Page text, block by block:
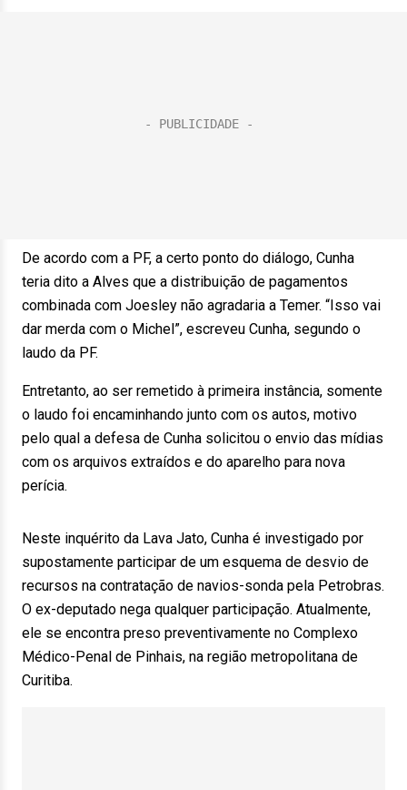
De acordo com a PF, a certo ponto do diálogo, Cunha
teria dito a Alves que a distribuição de pagamentos
combinada com Joesley não agradaria a Temer. “Isso vai
dar merda com o Michel”, escreveu Cunha, segundo o
laudo da PF.
Entretanto, ao ser remetido à primeira instância, somente
o laudo foi encaminhando junto com os autos, motivo
pelo qual a defesa de Cunha solicitou o envio das mídias
com os arquivos extraídos e do aparelho para nova
perícia.
Neste inquérito da Lava Jato, Cunha é investigado por
supostamente participar de um esquema de desvio de
recursos na contratação de navios-sonda pela Petrobras.
O ex-deputado nega qualquer participação. Atualmente,
ele se encontra preso preventivamente no Complexo
Médico-Penal de Pinhais, na região metropolitana de
Curitiba.